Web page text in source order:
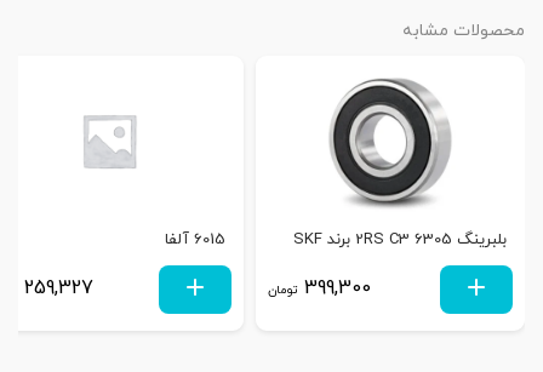
محصولات مشابه
بلبرینگ 6305 2RS C3 برند SKF
399,300 تومان
6015 آلفا
259,327